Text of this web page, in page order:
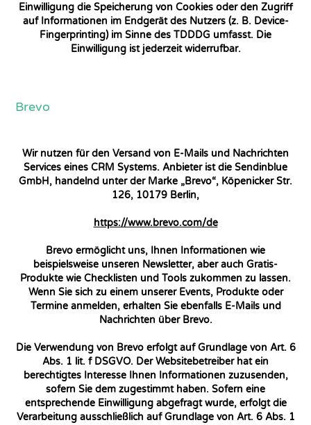
Einwilligung die Speicherung von Cookies oder den Zugriff
auf Informationen im Endgerät des Nutzers (z. B. Device-
Fingerprinting) im Sinne des TDDDG umfasst. Die
Einwilligung ist jederzeit widerrufbar.
Brevo
Wir nutzen für den Versand von E-Mails und Nachrichten
Services eines CRM Systems. Anbieter ist die Sendinblue
GmbH, handelnd unter der Marke „Brevo“, Köpenicker Str.
126, 10179 Berlin,
https://www.brevo.com/de
Brevo ermöglicht uns, Ihnen Informationen wie
beispielsweise unseren Newsletter, aber auch Gratis-
Produkte wie Checklisten und Tools zukommen zu lassen.
Wenn Sie sich zu einem unserer Events, Produkte oder
Termine anmelden, erhalten Sie ebenfalls E-Mails und
Nachrichten über Brevo.
Die Verwendung von Brevo erfolgt auf Grundlage von Art. 6
Abs. 1 lit. f DSGVO. Der Websitebetreiber hat ein
berechtigtes Interesse Ihnen Informationen zuzusenden,
sofern Sie dem zugestimmt haben. Sofern eine
entsprechende Einwilligung abgefragt wurde, erfolgt die
Verarbeitung ausschließlich auf Grundlage von Art. 6 Abs. 1